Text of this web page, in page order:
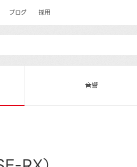
ブログ 採用
音響